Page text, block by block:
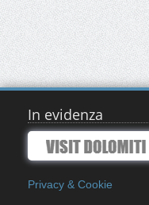
In evidenza
Privacy & Cookie